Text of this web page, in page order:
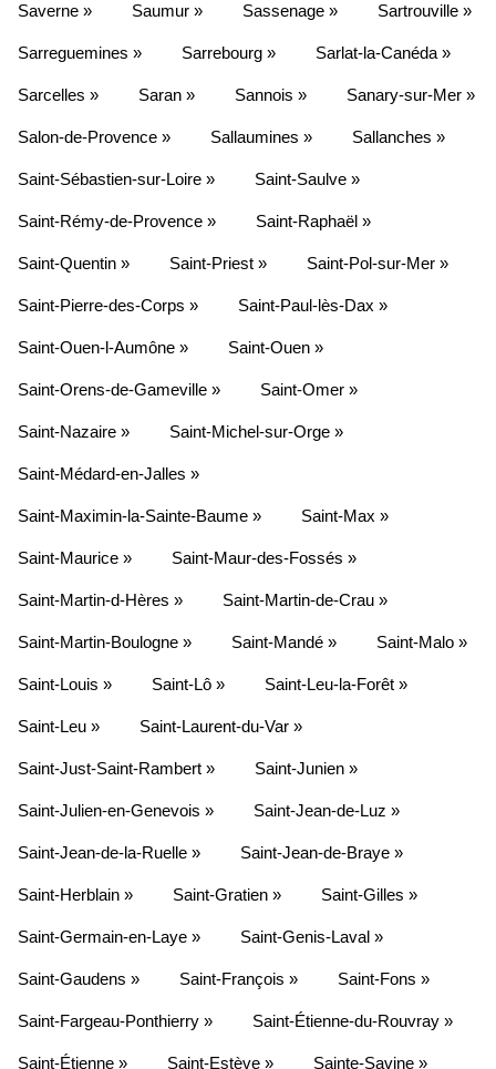
Saverne » Saumur » Sassenage » Sartrouville »
Sarreguemines » Sarrebourg » Sarlat-la-Canéda »
Sarcelles » Saran » Sannois » Sanary-sur-Mer »
Salon-de-Provence » Sallaumines » Sallanches »
Saint-Sébastien-sur-Loire » Saint-Saulve »
Saint-Rémy-de-Provence » Saint-Raphaël »
Saint-Quentin » Saint-Priest » Saint-Pol-sur-Mer »
Saint-Pierre-des-Corps » Saint-Paul-lès-Dax »
Saint-Ouen-l-Aumône » Saint-Ouen »
Saint-Orens-de-Gameville » Saint-Omer »
Saint-Nazaire » Saint-Michel-sur-Orge »
Saint-Médard-en-Jalles »
Saint-Maximin-la-Sainte-Baume » Saint-Max »
Saint-Maurice » Saint-Maur-des-Fossés »
Saint-Martin-d-Hères » Saint-Martin-de-Crau »
Saint-Martin-Boulogne » Saint-Mandé » Saint-Malo »
Saint-Louis » Saint-Lô » Saint-Leu-la-Forêt »
Saint-Leu » Saint-Laurent-du-Var »
Saint-Just-Saint-Rambert » Saint-Junien »
Saint-Julien-en-Genevois » Saint-Jean-de-Luz »
Saint-Jean-de-la-Ruelle » Saint-Jean-de-Braye »
Saint-Herblain » Saint-Gratien » Saint-Gilles »
Saint-Germain-en-Laye » Saint-Genis-Laval »
Saint-Gaudens » Saint-François » Saint-Fons »
Saint-Fargeau-Ponthierry » Saint-Étienne-du-Rouvray »
Saint-Étienne » Saint-Estève » Sainte-Savine »